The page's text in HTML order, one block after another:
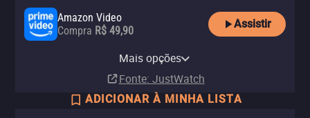
Amazon Video
Compra R$ 49,90
Assistir
R$ 49,90
R$ 6,90Mais opções
Fonte: JustWatch
ADICIONAR À MINHA LISTA